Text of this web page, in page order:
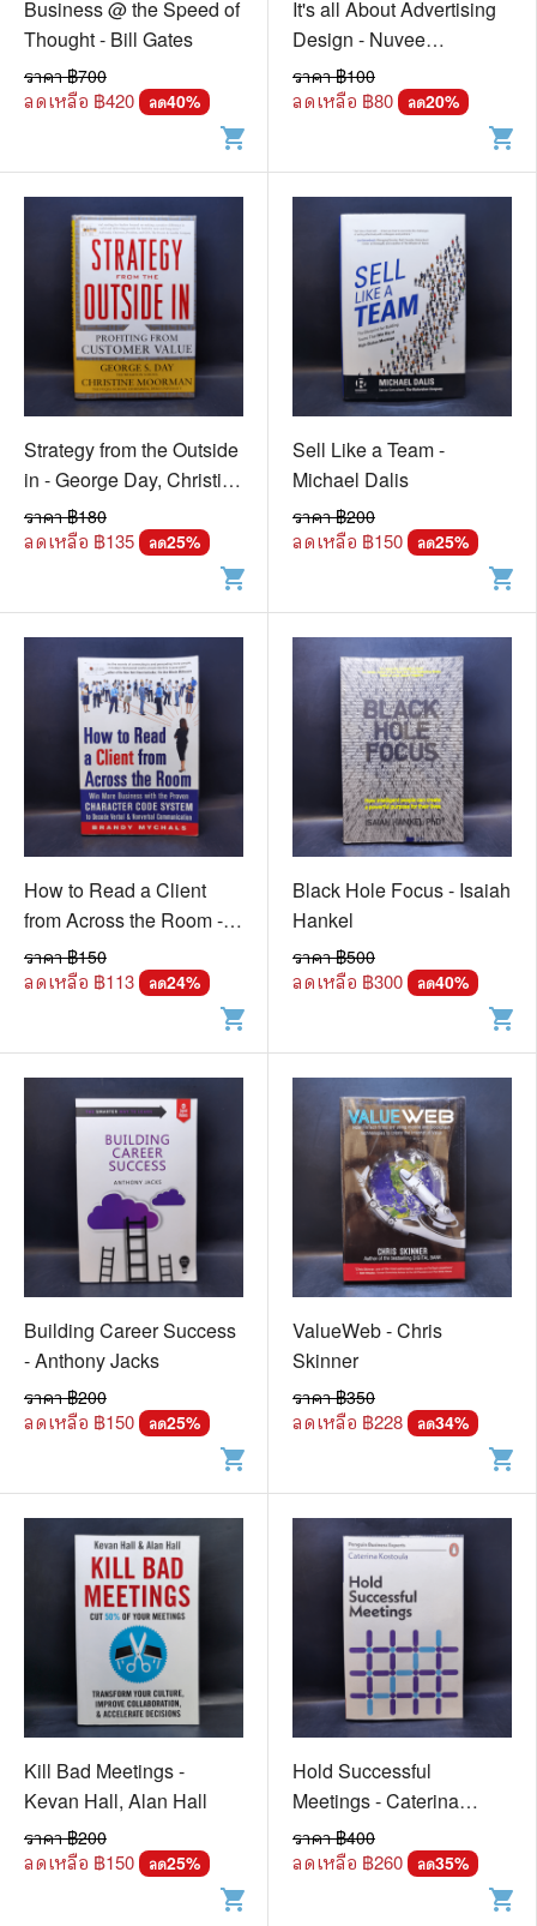
Business @ the Speed of
Thought - Bill Gates
ราคา ฿700
ลดเหลือ ฿420 ลด40%
shopping_cart
It's all About Advertising
Design - Nuvee
Lertbunnapong
ราคา ฿100
ลดเหลือ ฿80 ลด20%
shopping_cart
Strategy from the Outside
in - George Day, Christine
Moorman
ราคา ฿180
ลดเหลือ ฿135 ลด25%
shopping_cart
Sell Like a Team -
Michael Dalis
ราคา ฿200
ลดเหลือ ฿150 ลด25%
shopping_cart
How to Read a Client
from Across the Room -
Brandy Mychals
ราคา ฿150
ลดเหลือ ฿113 ลด24%
shopping_cart
Black Hole Focus - Isaiah
Hankel
ราคา ฿500
ลดเหลือ ฿300 ลด40%
shopping_cart
Building Career Success
- Anthony Jacks
ราคา ฿200
ลดเหลือ ฿150 ลด25%
shopping_cart
ValueWeb - Chris
Skinner
ราคา ฿350
ลดเหลือ ฿228 ลด34%
shopping_cart
Kill Bad Meetings -
Kevan Hall, Alan Hall
ราคา ฿200
ลดเหลือ ฿150 ลด25%
shopping_cart
Hold Successful
Meetings - Caterina
Kostoula
ราคา ฿400
ลดเหลือ ฿260 ลด35%
shopping_cart